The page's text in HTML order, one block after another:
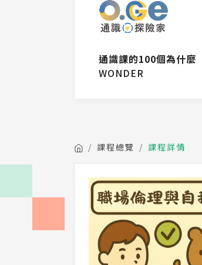
通識課的100個為什麼
WONDER
課程總覽 課程詳情